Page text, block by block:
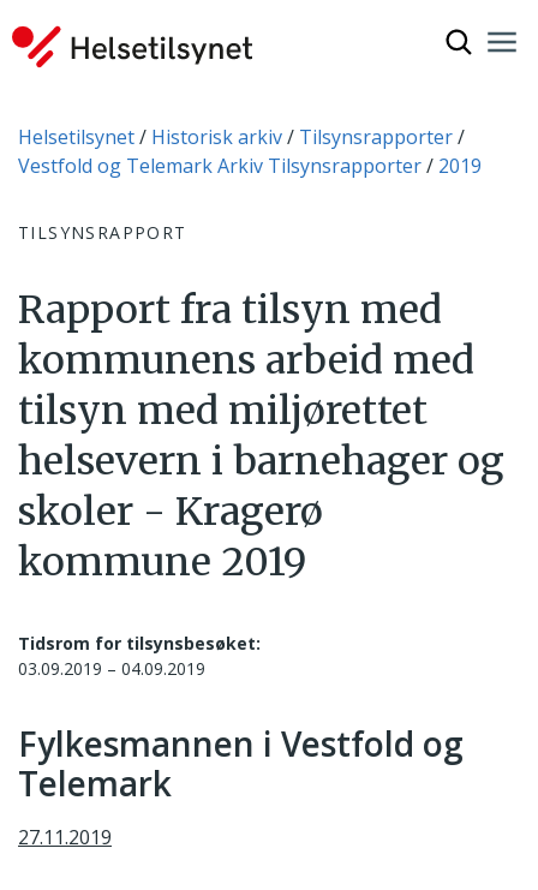
Du er her:
Helsetilsynet Historisk arkiv
Tilsynsrapporter
Vestfold og Telemark Arkiv Tilsynsrapporter
2019
TILSYNSRAPPORT
Rapport fra tilsyn med
kommunens arbeid med
tilsyn med miljørettet
helsevern i barnehager og
skoler - Kragerø
kommune 2019
Tidsrom for tilsynsbesøket:
03.09.2019 – 04.09.2019
Fylkesmannen i Vestfold og
Telemark
27.11.2019